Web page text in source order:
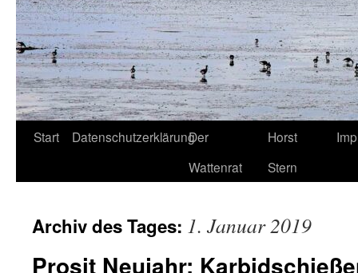
Start DatenschutzerklärungDer
Wattenrat
Horst
Stern
Archiv des Tages: 1. Januar 2019
Prosit Neujahr: